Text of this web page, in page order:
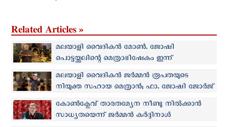
Related Articles »
മലയാളി വൈദികന്‍ മോൺ. ജോഷി
പൊട്ടയ്ക്കലിന്റെ മെത്രാഭിഷേകം ഇന്ന്
ജര്‍മ്മനിയില്‍
മലയാളി വൈദികന്‍ ജര്‍മ്മന്‍ രൂപതയുടെ
നിയുക്ത സഹായ മെത്രാന്‍; ഫാ. ജോഷി ജോർജ്
പൊട്ടയ്ക്കലിന് പുതിയ നിയോഗം
കോൺക്ലേവ് താരതമ്യേന നീണ്ടു നില്‍ക്കാന്‍
സാധ്യതയെന്ന് ജര്‍മ്മന്‍ കര്‍ദ്ദിനാള്‍